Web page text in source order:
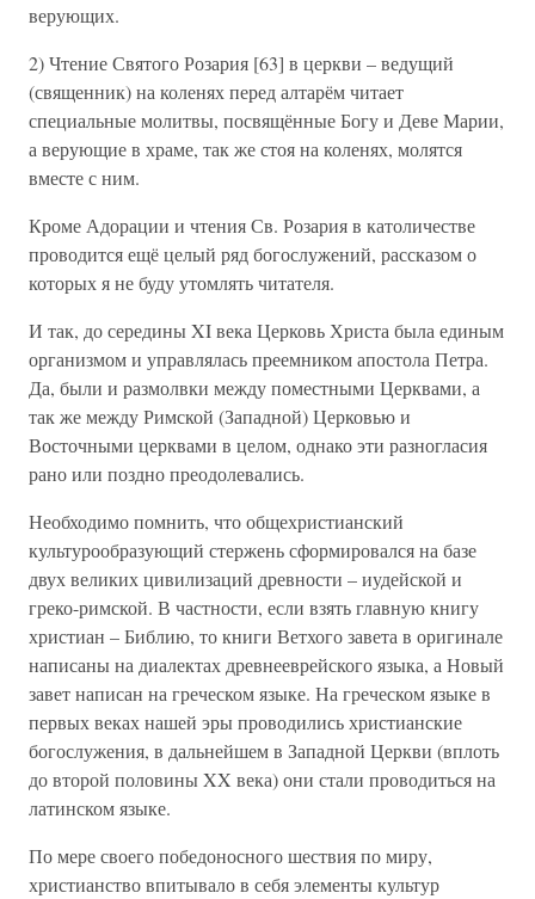
верующих.
2) Чтение Святого Розария [63] в церкви – ведущий
(священник) на коленях перед алтарём читает
специальные молитвы, посвящённые Богу и Деве Марии,
а верующие в храме, так же стоя на коленях, молятся
вместе с ним.
Кроме Адорации и чтения Св. Розария в католичестве
проводится ещё целый ряд богослужений, рассказом о
которых я не буду утомлять читателя.
И так, до середины XI века Церковь Христа была единым
организмом и управлялась преемником апостола Петра.
Да, были и размолвки между поместными Церквами, а
так же между Римской (Западной) Церковью и
Восточными церквами в целом, однако эти разногласия
рано или поздно преодолевались.
Необходимо помнить, что общехристианский
культурообразующий стержень сформировался на базе
двух великих цивилизаций древности – иудейской и
греко-римской. В частности, если взять главную книгу
христиан – Библию, то книги Ветхого завета в оригинале
написаны на диалектах древнееврейского языка, а Новый
завет написан на греческом языке. На греческом языке в
первых веках нашей эры проводились христианские
богослужения, в дальнейшем в Западной Церкви (вплоть
до второй половины XX века) они стали проводиться на
латинском языке.
По мере своего победоносного шествия по миру,
христианство впитывало в себя элементы культур